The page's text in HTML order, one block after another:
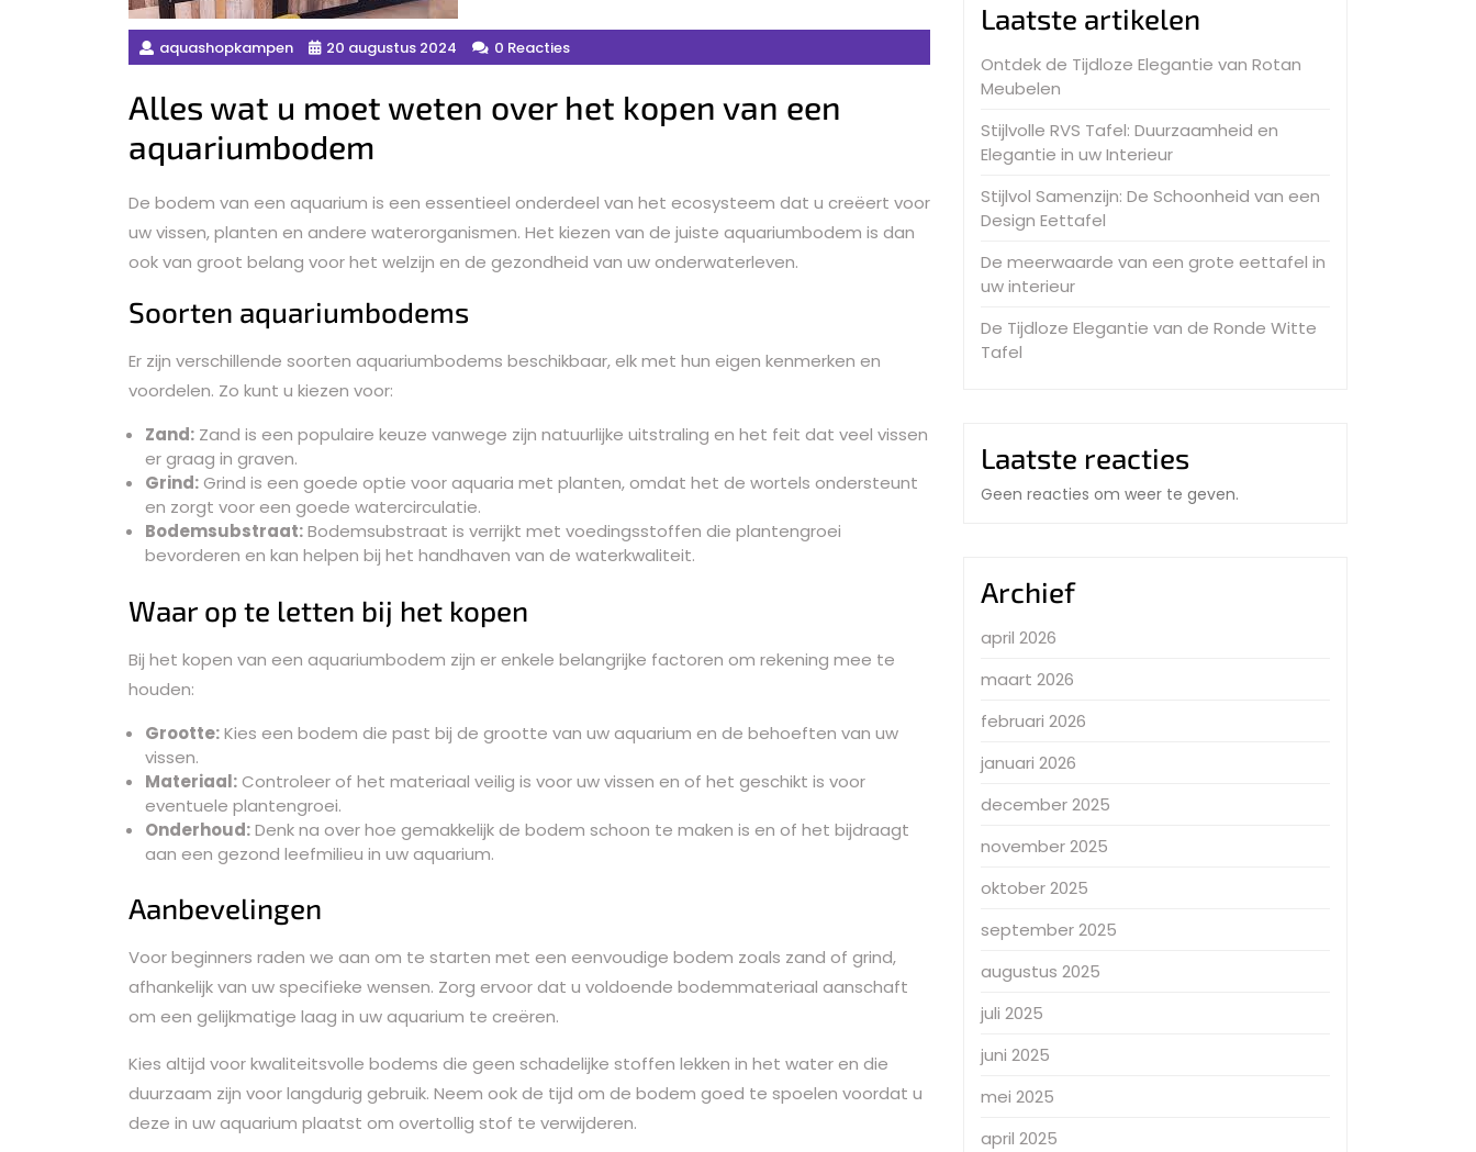
aquashopkampen 20 augustus 2024 0 Reacties
Alles wat u moet weten over het kopen van een
aquariumbodem
De bodem van een aquarium is een essentieel onderdeel van het ecosysteem dat u creëert voor
uw vissen, planten en andere waterorganismen. Het kiezen van de juiste aquariumbodem is dan
ook van groot belang voor het welzijn en de gezondheid van uw onderwaterleven.
Soorten aquariumbodems
Er zijn verschillende soorten aquariumbodems beschikbaar, elk met hun eigen kenmerken en
voordelen. Zo kunt u kiezen voor:
Zand: Zand is een populaire keuze vanwege zijn natuurlijke uitstraling en het feit dat veel vissen
er graag in graven.
Grind:Grind is een goede optie voor aquaria met planten, omdat het de wortels ondersteunt
en zorgt voor een goede watercirculatie.
Bodemsubstraat:Bodemsubstraat is verrijkt met voedingsstoffen die plantengroei
bevorderen en kan helpen bij het handhaven van de waterkwaliteit.
Waar op te letten bij het kopen
Bij het kopen van een aquariumbodem zijn er enkele belangrijke factoren om rekening mee te
houden:
Grootte:Kies een bodem die past bij de grootte van uw aquarium en de behoeften van uw
vissen.
Materiaal:Controleer of het materiaal veilig is voor uw vissen en of het geschikt is voor
eventuele plantengroei.
Onderhoud:Denk na over hoe gemakkelijk de bodem schoon te maken is en of het bijdraagt
aan een gezond leefmilieu in uw aquarium.
Aanbevelingen
Voor beginners raden we aan om te starten met een eenvoudige bodem zoals zand of grind,
afhankelijk van uw specifieke wensen. Zorg ervoor dat u voldoende bodemmateriaal aanschaft
om een gelijkmatige laag in uw aquarium te creëren.
Kies altijd voor kwaliteitsvolle bodems die geen schadelijke stoffen lekken in het water en die
duurzaam zijn voor langdurig gebruik. Neem ook de tijd om de bodem goed te spoelen voordat u
deze in uw aquarium plaatst om overtollig stof te verwijderen.
Laatste artikelen
Ontdek de Tijdloze Elegantie van Rotan
Meubelen
Stijlvolle RVS Tafel: Duurzaamheid en
Elegantie in uw Interieur
Stijlvol Samenzijn: De Schoonheid van een
Design Eettafel
De meerwaarde van een grote eettafel in
uw interieur
De Tijdloze Elegantie van de Ronde Witte
Tafel
Laatste reacties
Geen reacties om weer te geven.
Archief
april 2026
maart 2026
februari 2026
januari 2026
december 2025
november 2025
oktober 2025
september 2025
augustus 2025
juli 2025
juni 2025
mei 2025
april 2025